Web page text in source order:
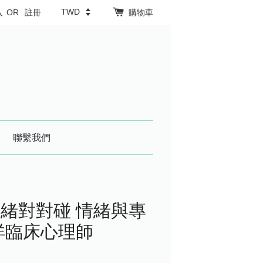
OR 註冊 購物車
聯繫我們
對對碰 情緒與專
床心理師